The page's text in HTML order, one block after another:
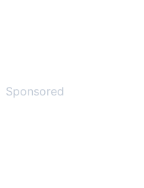
Sponsored